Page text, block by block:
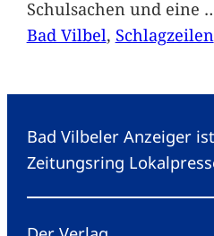
Schulsachen und eine
Bad Vilbel, Schlagzeilen
Bad Vilbeler Anzeiger
Zeitungsring